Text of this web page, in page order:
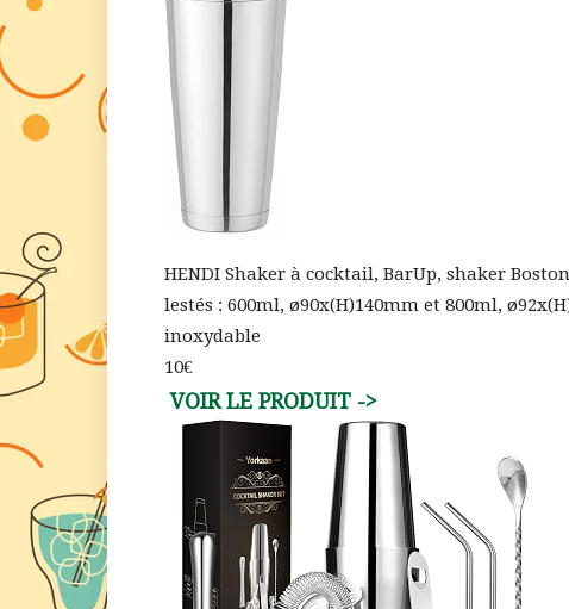
HENDI Shaker à cocktail, BarUp, shaker
lestés : 600ml, ø90x(H)140mm et 800ml,
inoxydable
10€